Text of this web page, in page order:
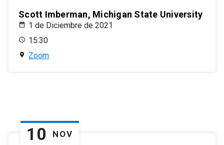
Scott Imberman, Michigan State University
1 de Diciembre de 2021
15:30
Zoom
10 NOV